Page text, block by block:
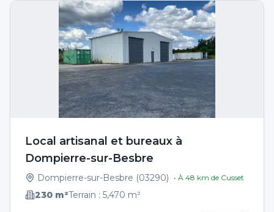
Local artisanal et bureaux à
Dompierre-sur-Besbre
Dompierre-sur-Besbre (03290) • À 48 km de Cusset
230 m²Terrain : 5,470 m²